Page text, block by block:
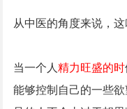
从中医的角度来说，这
当一个人精力旺盛的时
能够控制自己的一些